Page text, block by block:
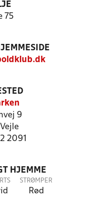
75
9
2091
HJEMME
STRØMPER
Rød